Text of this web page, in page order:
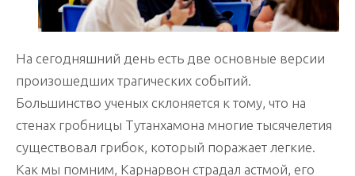
На сегодняшний день есть две основные версии
произошедших трагических событий.
Большинство ученых склоняется к тому, что на
стенах гробницы Тутанхамона многие тысячелетия
существовал грибок, который поражает легкие.
Как мы помним, Карнарвон страдал астмой, его